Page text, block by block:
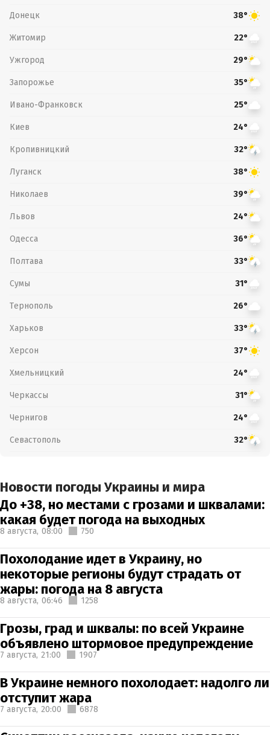
Донецк 38°
Житомир 22°
Ужгород 29°
Запорожье 35°
Ивано-Франковск 25°
Киев 24°
Кропивницкий 32°
Луганск 38°
Николаев 39°
Львов 24°
Одесса 36°
Полтава 33°
Сумы 31°
Тернополь 26°
Харьков 33°
Херсон 37°
Хмельницкий 24°
Черкассы 31°
Чернигов 24°
Севастополь 32°
Новости погоды Украины и мира
До +38, но местами с грозами и шквалами:
какая будет погода на выходных
8 августа, 08:00 750
Похолодание идет в Украину, но
некоторые регионы будут страдать от
жары: погода на 8 августа
8 августа, 06:46 1258
Грозы, град и шквалы: по всей Украине
объявлено штормовое предупреждение
7 августа, 21:00 1907
В Украине немного похолодает: надолго ли
отступит жара
7 августа, 20:00 6878